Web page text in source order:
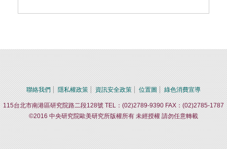
聯絡我們 隱私權政策 資訊安全政策 位置圖 綠色消費宣導
115台北市南港區研究院路二段128號 TEL：(02)2789-9390 FAX：(02)2785-1787
©2016 中央研究院歐美研究所版權所有 未經授權 請勿任意轉載